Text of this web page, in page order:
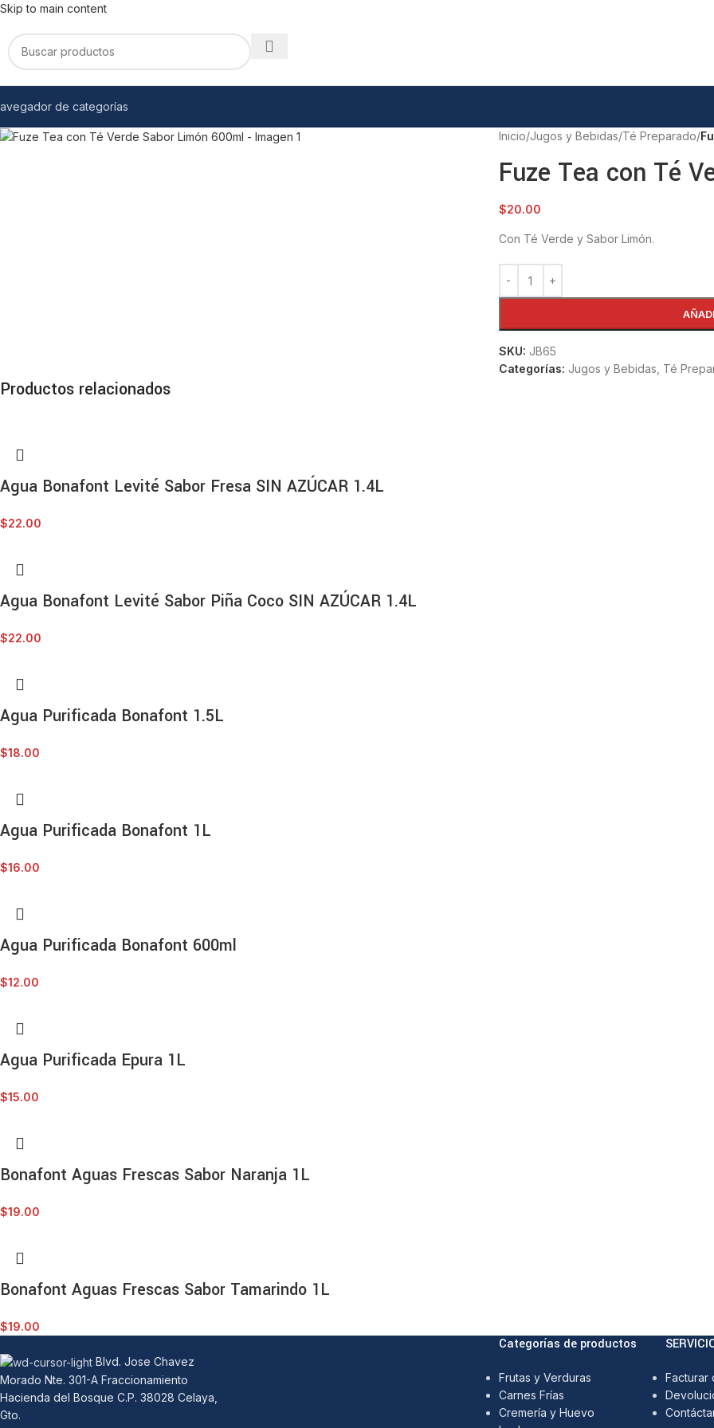
Skip to main content
de categorías
Inicio/Jugos y Bebidas/Té Preparado/
Fuze Tea con Té
$20.00
Con Té Verde y Sabor Limón.
SKU: JB65
Categorías: Jugos y Bebidas Té
Productos relacionados
Agua Bonafont Levité Sabor Fresa SIN AZÚCAR 1.4L
$22.00
Agua Bonafont Levité Sabor Piña Coco SIN AZÚCAR 1.4L
$22.00
Agua Purificada Bonafont 1.5L
$18.00
Agua Purificada Bonafont 1L
$16.00
Agua Purificada Bonafont 600ml
$12.00
Agua Purificada Epura 1L
$15.00
Bonafont Aguas Frescas Sabor Naranja 1L
$19.00
Bonafont Aguas Frescas Sabor Tamarindo 1L
$19.00
Blvd. Jose Chavez
Morado Nte. 301-A Fraccionamiento
Hacienda del Bosque C.P. 38028 Celaya,
Gto.
Categorías de productos
Frutas y Verduras
Carnes Frías
Cremería y Huevo
Facturar